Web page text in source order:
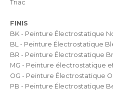
Triac
FINIS
BK - Peinture Électrostatique
BL - Peinture Électrostatique
BR - Peinture Électrostatique
MG - Peinture électrostatique
OG - Peinture Électrostatique
PB - Peinture Électrostatique